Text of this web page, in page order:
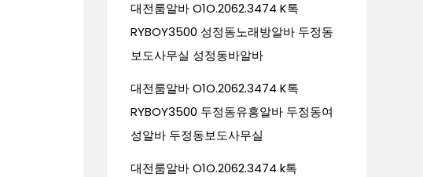
대전룸알바 O1O.2062.3474 K톡
RYBOY3500 성정동노래방알바 두정동
보도사무실 성정동바알바
대전룸알바 O1O.2062.3474 K톡
RYBOY3500 두정동유흥알바 두정동여
성알바 두정동보도사무실
대전룸알바 O1O.2062.3474 k톡